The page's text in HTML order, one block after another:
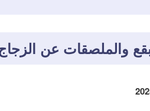
والملصقات عن